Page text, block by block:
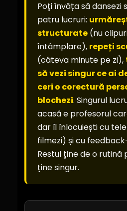
Poți învăța să dansezi
patru lucruri:
structurate (nu
întâmplare), repeți
(câteva minute pe zi),
să vezi singur ce ai
ceri o corectură
blochezi. Singurul
acasă e profesorul
dar îl înlocuiești cu
filmezi) și cu
Restul ține de o rutină
ține singur.